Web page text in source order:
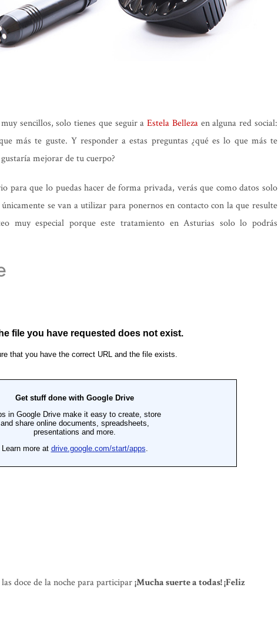
sencillos, solo tienes que seguir aEstela Bellezaen alguna red social:
más te guste. Y responder a estas preguntas ¿qué es lo que más te
mejorar de tu cuerpo?
para que lo puedas hacer de forma privada, verás que como datos solo
se van a utilizar para ponernos en contacto con la que resulte
muy especial porque este tratamiento en Asturias solo lo podrás
doce de la noche para participar¡Mucha suerte a todas! ¡Feliz